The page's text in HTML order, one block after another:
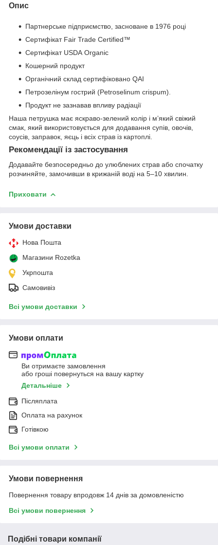
Опис
Партнерське підприємство, засноване в 1976 році
Сертифікат Fair Trade Certified™
Сертифікат USDA Organic
Кошерний продукт
Органічний склад сертифіковано QAI
Петрозелінум гострий (Petroselinum crispum).
Продукт не зазнавав впливу радіації
Наша петрушка має яскраво-зелений колір і м’який свіжий
смак, який використовується для додавання супів, овочів,
соусів, заправок, яєць і всіх страв із картоплі.
Рекомендації із застосування
Додавайте безпосередньо до улюблених страв або спочатку
розчиняйте, замочивши в крижаній воді на 5–10 хвилин.
Приховати
Умови доставки
Нова Пошта
Магазини Rozetka
Укрпошта
Самовивіз
Всі умови доставки
Умови оплати
Ви отримаєте замовлення
або гроші повернуться на вашу картку
Детальніше
Післяплата
Оплата на рахунок
Готівкою
Всі умови оплати
Умови повернення
Повернення товару впродовж 14 днів за домовленістю
Всі умови повернення
Подібні товари компанії